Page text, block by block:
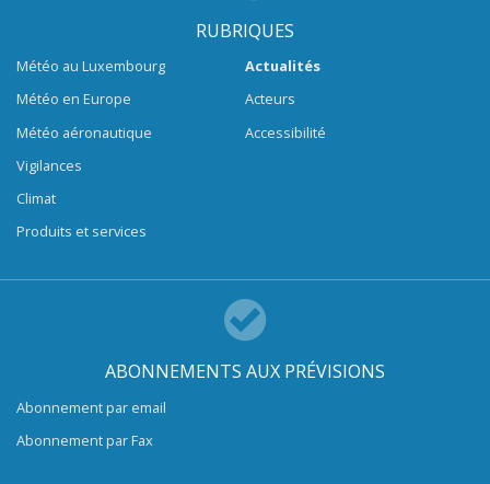
RUBRIQUES
Météo au Luxembourg
Météo en Europe
Météo aéronautique
Vigilances
Climat
Produits et services
Actualités
Acteurs
Accessibilité
ABONNEMENTS AUX PRÉVISIONS
Abonnement par email
Abonnement par Fax